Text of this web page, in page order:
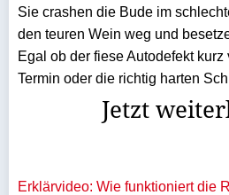
Sie crashen die Bude im
den teu­ren Wein weg und
Egal ob der fiese Auto­defekt
Termin oder die richtig harten
Jetzt
Erklärvideo: Wie funktioniert die